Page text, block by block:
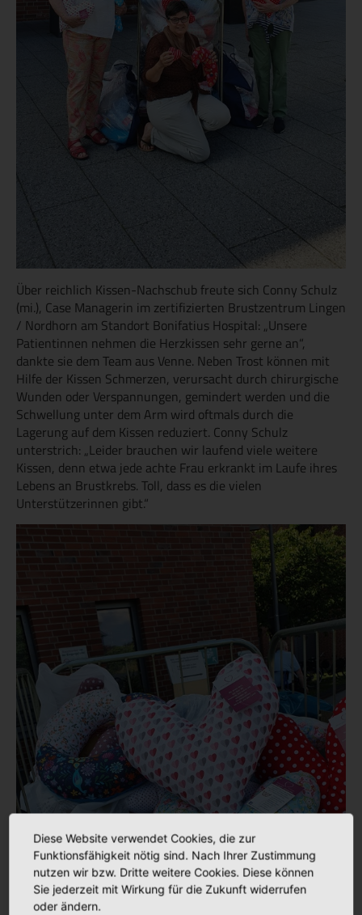
Über reichlich Kissen-Nachschub freute sich Conny Schulz
(mi.), Case Managerin im zertifizierten Brustzentrum Lingen
/ Nordhorn am Standort Bonifatius Hospital: „Unsere
Patientinnen nehmen die Herzkissen sehr gerne an“,
dankte sie dem Team aus Venne. Neben Trost können mit
Hilfe der Kissen Schmerzen, verursacht durch chirurgische
Wunden oder Verspannungen, gemindert werden und die
Schwellung unter dem Arm wird oftmals durch die
Lagerung auf dem Kissen reduziert. Conny Schulz
unterstrich: „Leider brauchen wir laufend viele weitere
Kissen, denn etwa jede achte Frau erkrankt im Laufe ihres
Lebens an Brustkrebs. Toll, dass es die vielen
Unterstützerinnen gibt.“
Diese Website verwendet Cookies, die zur
Funktionsfähigkeit nötig sind. Nach Ihrer Zustimmung
nutzen wir bzw. Dritte weitere Cookies. Diese können
Sie jederzeit mit Wirkung für die Zukunft widerrufen
oder ändern.